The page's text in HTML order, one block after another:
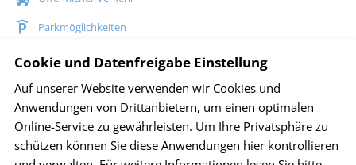
Parkmöglichkeiten
Situationsplan Inselspital
Social Media
Cookie und Datenfreigabe Einstellung
Auf unserer Website verwenden wir Cookies und
Anwendungen von Drittanbietern, um einen optimalen
Online-Service zu gewährleisten. Um Ihre Privatsphäre zu
schützen können Sie diese Anwendungen hier kontrollieren